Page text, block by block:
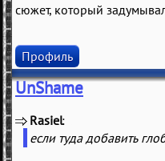
сюжет, который
Профиль
UnShame
Rasiel
если туда добавить